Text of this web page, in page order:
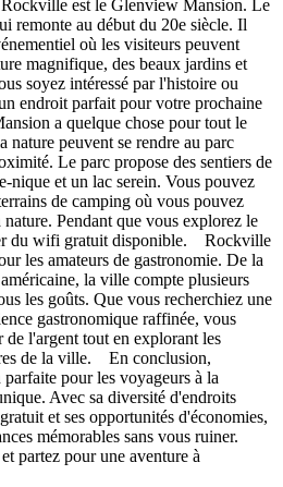
est le Glenview Mansion. Le
remonte au début du 20e siècle. Il
où les visiteurs peuvent
magnifique, des beaux jardins et
soyez intéressé par l'histoire ou
endroit parfait pour votre prochaine
a quelque chose pour tout le
peuvent se rendre au parc
Le parc propose des sentiers de
nique et un lac serein. Vous pouvez
de camping où vous pouvez
Pendant que vous explorez le
du wifi gratuit disponible. Rockville
les amateurs de gastronomie. De la
la ville compte plusieurs
les goûts. Que vous recherchiez une
gastronomique raffinée, vous
de l'argent tout en explorant les
de la ville. En conclusion,
pour les voyageurs à la
Avec sa diversité d'endroits
et ses opportunités d'économies,
mémorables sans vous ruiner.
partez pour une aventure à